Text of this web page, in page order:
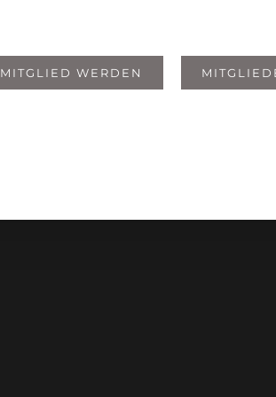
MITGLIED WERDEN